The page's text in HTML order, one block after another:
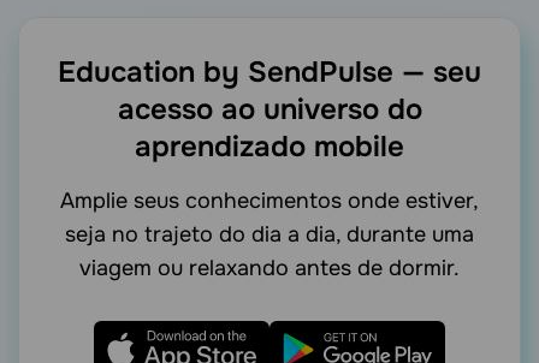
Education by SendPulse — seu
acessoao universo do
aprendizado mobile
Amplie seus conhecimentos onde estiver,
seja no trajeto do dia a dia, durante uma
viagem ou relaxando antes de dormir.